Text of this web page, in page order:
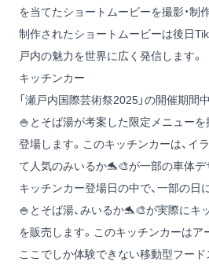
を当てたショートムービーを撮影・制
制作されたショートムービーは後日
戸内の魅力を世界に広く発信します。
キッチンカー
「瀬戸内国際芸術祭2025」の開催期間中
🍚 と そば湯が考案した限定メニュー
登場します。このキッチンカーは、イ
て人気のみいるか🐬🎨が一部の車体デ
キッチンカー登場日の中で、一部の日
🍚 と そば湯、みいるか🐬🎨が実際にキ
を販売します。このキッチンカーはア
ここでしか体験できない移動型フード